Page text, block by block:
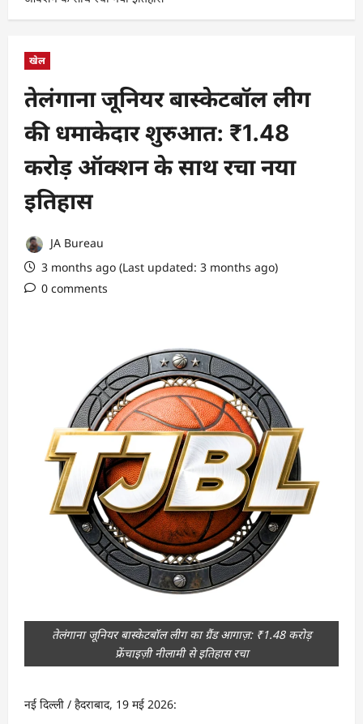
खेल
तेलंगाना जूनियर बास्केटबॉल लीग
की धमाकेदार शुरुआत: ₹1.48
करोड़ ऑक्शन के साथ रचा नया
इतिहास
JA Bureau
3 months ago (Last updated: 3 months ago)
0 comments
तेलंगाना जूनियर बास्केटबॉल लीग का ग्रैंड आगाज़: ₹1.48 करोड़
फ्रेंचाइज़ी नीलामी से इतिहास रचा
नई दिल्ली / हैदराबाद, 19 मई 2026: